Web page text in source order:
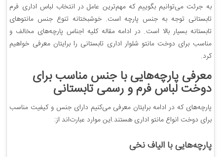
به جرئت می‌توانیم بگوییم که مهم‌ترین عامل در انتخاب لباس اداری فرم
تابستانی توجه به جنس پارچه است. خوشبختانه تنوع جنس مانتوهای
تابستانه بسیار بالا است. در ادامه مقاله کلیه اجناس پارچه‌های مخالف و
مناسب برای دوخت مانتو شلوار اداری تابستانی را برایتان معرفی خواهیم
کرد.
معرفی پارچه‌هایی با جنس مناسب برای
دوخت لباس فرم و رسمی تابستانی
پارچه‌های که در ادامه برایتان معرفی می‌کنیم دارای جنس و کیفیت مناسب
برای دوخت انواع مانتو اداری هستند.این موارد عبارت‌اند از:
پارچه‌هایی با الیاف نخی